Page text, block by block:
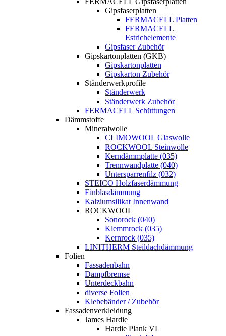
Gipsfaserplatten
FERMACELL Platten
FERMACELL
Estrichelemente
Gipsfaser Zubehör
Gipskartonplatten (GKB)
Gipskartonplatten
Gipskarton Zubehör
Ständerwerkprofile
Ständerwerk
Ständerwerk Zubehör
FERMACELL Schüttungen
Dämmstoffe
Mineralwolle
CLIMOWOOL Glaswolle
ROCKWOOL Steinwolle
Kerndämmplatte (035)
Trennwandplatte (040)
Untersparrenfilz (032)
STEICO Holzfaserdämmung
Einblasdämmung
Kalziumsilikat Innenwand
ROCKWOOL
Sonorock (040)
Klemmrock (035)
Kernrock (035)
LINITHERM Steildachdämmung
Folien
Fassadenbahn
Dampfbremse
Unterdeckbahn
diverse Folien
Klebebänder / Zubehör
Fassadenverkleidung
James Hardie
Hardie Plank VL